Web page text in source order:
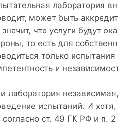
лаборатория
может быть
значит, что услуги будут
то есть для
только
и
лаборатория
испытаний. И
согласно ст. 49 ГК РФ и п.